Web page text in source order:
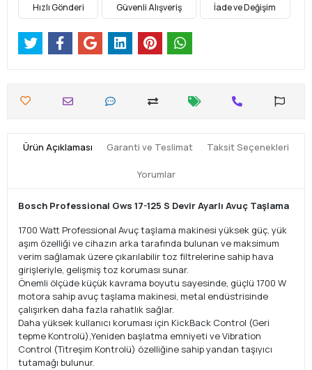
Hızlı Gönderi Güvenli Alışveriş İade ve Değişim
Ürün Açıklaması Garanti ve Teslimat Taksit Seçenekleri
Yorumlar
Bosch Professional Gws 17-125 S Devir Ayarlı Avuç Taşlama
1700 Watt Professional Avuç taşlama makinesi yüksek güç, yük
aşım özelliği ve cihazın arka tarafında bulunan ve maksimum
verim sağlamak üzere çıkarılabilir toz filtrelerine sahip hava
girişleriyle, gelişmiş toz koruması sunar.
Önemli ölçüde küçük kavrama boyutu sayesinde, güçlü 1700 W
motora sahip avuç taşlama makinesi, metal endüstrisinde
çalışırken daha fazla rahatlık sağlar.
Daha yüksek kullanıcı koruması için KickBack Control (Geri
tepme Kontrolü),Yeniden başlatma emniyeti ve Vibration
Control (Titreşim Kontrolü) özelliğine sahip yandan taşıyıcı
tutamağı bulunur.